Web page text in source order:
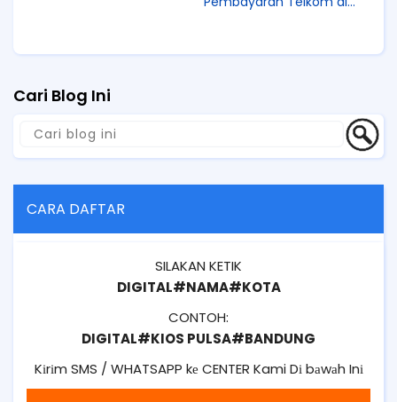
Cari Blog Ini
CARA DAFTAR
SILAKAN KETIK
DIGITAL#NAMA#KOTA
CONTOH:
DIGITAL#KIOS PULSA#BANDUNG
Kіrіm SMS / WHATSAPP kе CENTER Kami Dі bаwаh Inі